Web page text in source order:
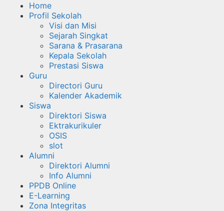
Home
Profil Sekolah
Visi dan Misi
Sejarah Singkat
Sarana & Prasarana
Kepala Sekolah
Prestasi Siswa
Guru
Directori Guru
Kalender Akademik
Siswa
Direktori Siswa
Ektrakurikuler
OSIS
slot
Alumni
Direktori Alumni
Info Alumni
PPDB Online
E-Learning
Zona Integritas